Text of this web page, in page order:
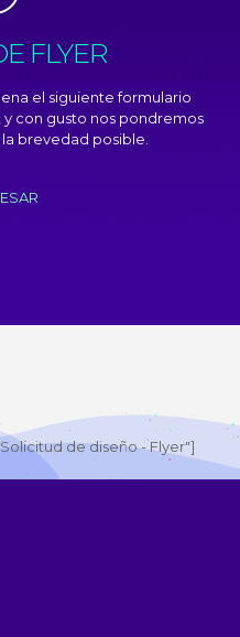
FLYER
el siguiente formulario
con gusto nos pondremos
brevedad posible.
de diseño - Flyer"]